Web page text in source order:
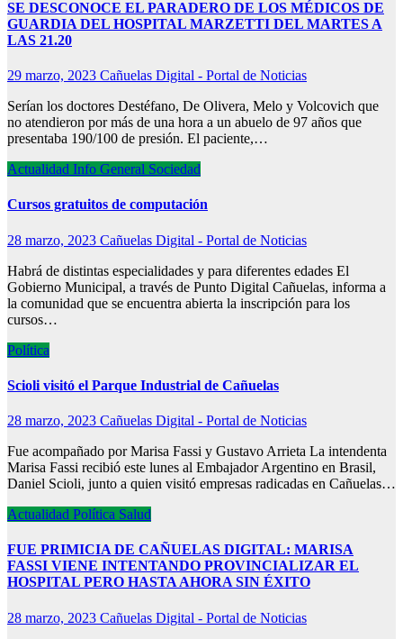
SE DESCONOCE EL PARADERO DE LOS MÉDICOS DE
GUARDIA DEL HOSPITAL MARZETTI DEL MARTES A
LAS 21.20
29 marzo, 2023 Cañuelas Digital - Portal de Noticias
Serían los doctores Destéfano, De Olivera, Melo y Volcovich que
no atendieron por más de una hora a un abuelo de 97 años que
presentaba 190/100 de presión. El paciente,…
Actualidad Info General Sociedad
Cursos gratuitos de computación
28 marzo, 2023 Cañuelas Digital - Portal de Noticias
Habrá de distintas especialidades y para diferentes edades El
Gobierno Municipal, a través de Punto Digital Cañuelas, informa a
la comunidad que se encuentra abierta la inscripción para los
cursos…
Política
Scioli visitó el Parque Industrial de Cañuelas
28 marzo, 2023 Cañuelas Digital - Portal de Noticias
Fue acompañado por Marisa Fassi y Gustavo Arrieta La intendenta
Marisa Fassi recibió este lunes al Embajador Argentino en Brasil,
Daniel Scioli, junto a quien visitó empresas radicadas en Cañuelas…
Actualidad Política Salud
FUE PRIMICIA DE CAÑUELAS DIGITAL: MARISA
FASSI VIENE INTENTANDO PROVINCIALIZAR EL
HOSPITAL PERO HASTA AHORA SIN ÉXITO
28 marzo, 2023 Cañuelas Digital - Portal de Noticias